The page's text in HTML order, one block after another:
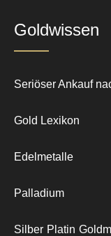
Goldwissen
Seriöser Ankauf
Gold Lexikon
Edelmetalle
Palladium
Silber Platin